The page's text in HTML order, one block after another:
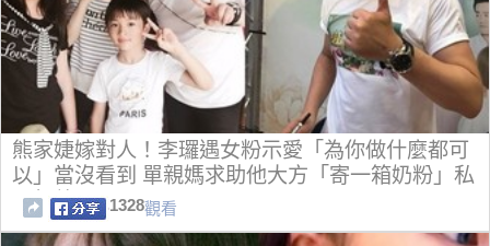
熊家婕嫁對人！李㼈遇女粉示愛「為你做什麼都可
以」當沒看到 單親媽求助他大方「寄一箱奶粉」私
下超熱心
1328觀看